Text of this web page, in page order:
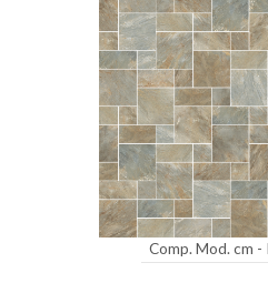
Comp. Mod. cm -